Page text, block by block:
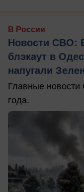
В России
Новости СВО:
блэкаут в
напугали
Главные новости
года.